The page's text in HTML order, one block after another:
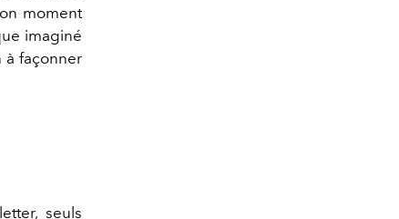
moment
imaginé
à façonner
seuls